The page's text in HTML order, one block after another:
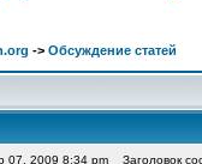
-> Обсуждение статей
07, 2009 8:34 pm Заголовок